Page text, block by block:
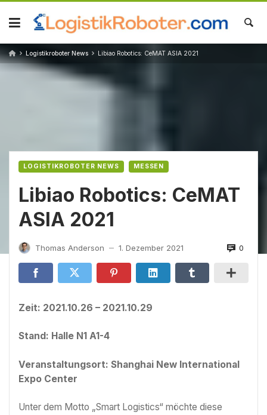
Skip
content
Logistikroboter News Libiao Robotics: CeMAT ASIA 2021
LOGISTIKROBOTER NEWS MESSEN
Libiao Robotics: CeMAT
ASIA 2021
Thomas Anderson — 1. Dezember 2021 0
Zeit: 2021.10.26 – 2021.10.29
Stand: Halle N1 A1-4
Veranstaltungsort: Shanghai New International
Expo Center
Unter dem Motto „Smart Logistics“ möchte diese